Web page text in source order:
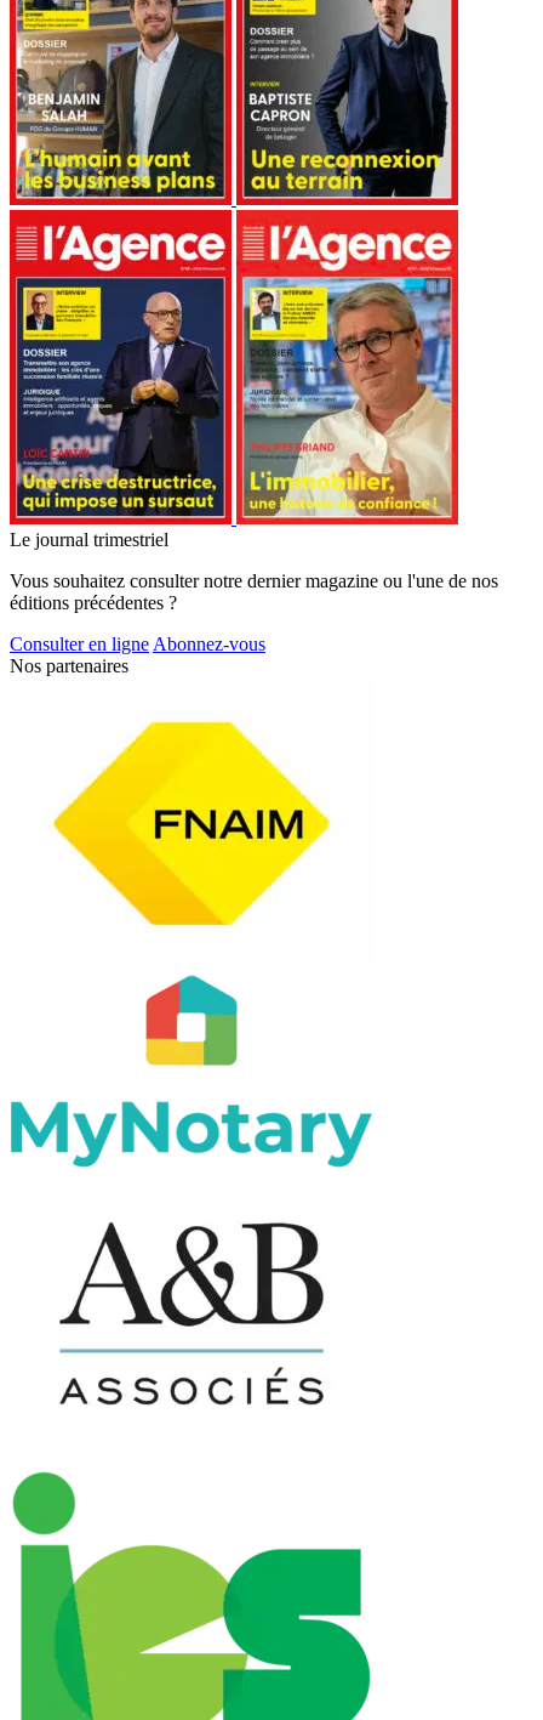
Le journal trimestriel
Vous souhaitez consulter notre dernier magazine ou l'une de nos
éditions précédentes ?
Consulter en ligneAbonnez-vous
Nos partenaires